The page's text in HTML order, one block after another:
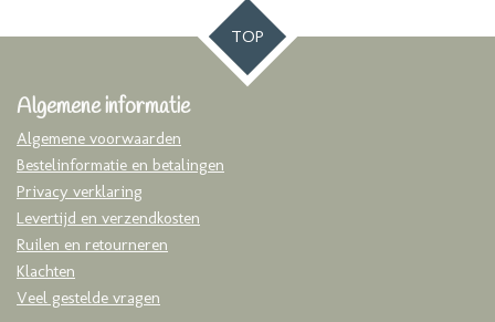
TOP
Algemene informatie
Algemene voorwaarden
Bestelinformatie en betalingen
Privacy verklaring
Levertijd en verzendkosten
Ruilen en retourneren
Klachten
Veel gestelde vragen